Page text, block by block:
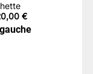
€Le
prix
actuel